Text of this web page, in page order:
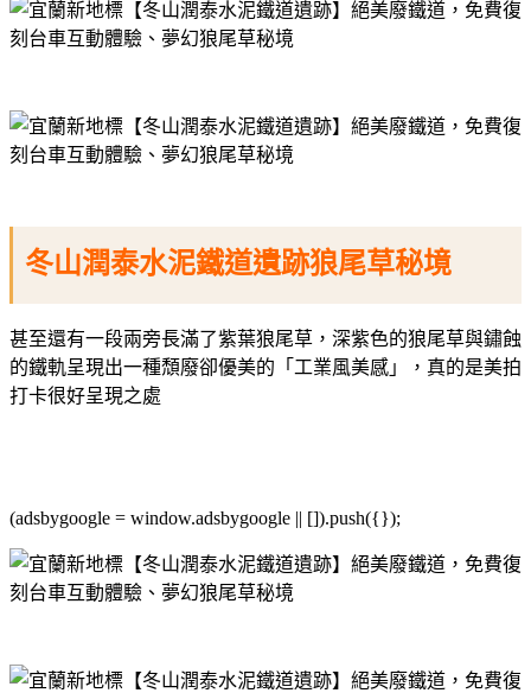
冬山潤泰水泥鐵道遺跡狼尾草秘境
甚至還有一段兩旁長滿了紫葉狼尾草，深紫色的狼尾草與鏽蝕
的鐵軌呈現出一種頹廢卻優美的「工業風美感」，真的是美拍
打卡很好呈現之處
(adsbygoogle = window.adsbygoogle || []).push({});